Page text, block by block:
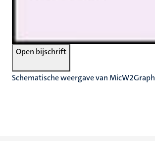
Open bijschrift
Schematische weergave van MicW2Graph